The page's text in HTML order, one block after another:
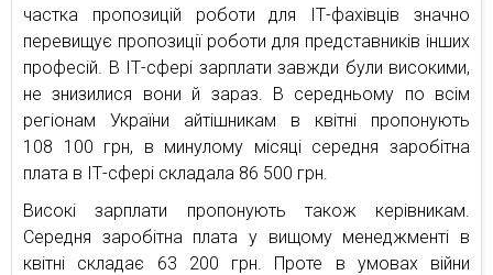
частка пропозицій роботи для ІТ-фахівців значно
перевищує пропозиції роботи для представників інших
професій. В ІТ-сфері зарплати завжди були високими,
не знизилися вони й зараз. В середньому по всім
регіонам України айтішникам в квітні пропонують
108 100 грн, в минулому місяці середня заробітна
плата в ІТ-сфері складала 86 500 грн.
Високі зарплати пропонують також керівникам.
Середня заробітна плата у вищому менеджменті в
квітні складає 63 200 грн. Проте в умовах війни